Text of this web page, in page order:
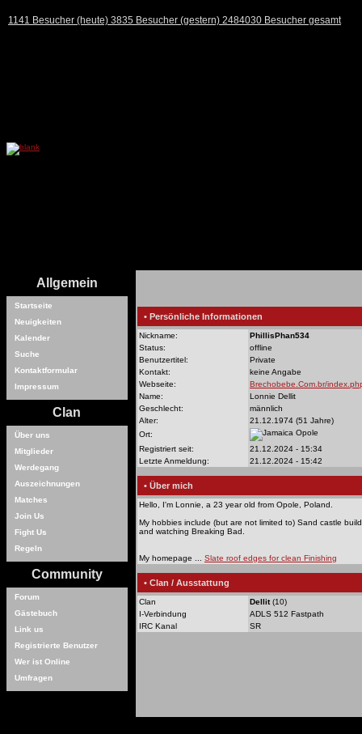
1141 Besucher (heute) 3835 Besucher (gestern) 2484030 Besucher gesamt
Allgemein
Startseite
Neuigkeiten
Kalender
Suche
Kontaktformular
Impressum
Clan
Über uns
Mitglieder
Werdegang
Auszeichnungen
Matches
Join Us
Fight Us
Regeln
Community
Forum
Gästebuch
Link us
Registrierte Benutzer
Wer ist Online
Umfragen
• Persönliche Informationen
Nickname:
PhillisPhan534
Status:
offline
Benutzertitel:
Private
Kontakt:
keine Angabe
Webseite:
Brechobebe.Com.br/
Name:
Lonnie Dellit
Geschlecht:
männlich
Alter:
21.12.1974 (51 Jahre)
Ort:
Opole
Registriert seit:
21.12.2024 - 15:34
Letzte Anmeldung:
21.12.2024 - 15:42
• Über mich
Hello, I'm Lonnie, a 23 year old from Opole, Poland.
My hobbies include (but are not limited to) Sand castle
and watching Breaking Bad.
My homepage ... Slate roof edges for clean Finishing
• Clan / Ausstattung
Clan Dellit(10)
I-Verbindung
ADLS 512 Fastpath
IRC Kanal
SR